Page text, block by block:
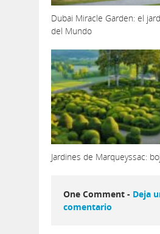
Dubai Miracle Garden: el
del Mundo
Jardines de Marqueyssac:
One Comment - Deja
comentario